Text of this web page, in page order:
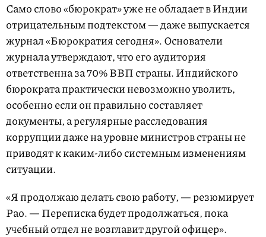
Само слово «бюрократ» уже не обладает в Индии
отрицательным подтекстом — даже выпускается
журнал «Бюрократия сегодня». Основатели
журнала утверждают, что его аудитория
ответственна за 70% ВВП страны. Индийского
бюрократа практически невозможно уволить,
особенно если он правильно составляет
документы, а регулярные расследования
коррупции даже на уровне министров страны не
приводят к каким-либо системным изменениям
ситуации.
«Я продолжаю делать свою работу, — резюмирует
Рао. — Переписка будет продолжаться, пока
учебный отдел не возглавит другой офицер».